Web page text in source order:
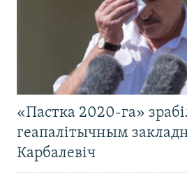
«Пастка 2020-га»
геапалітычным
Карбалевіч